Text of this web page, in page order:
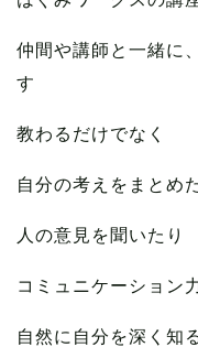
仲間や講師と一緒に
す
教わるだけでなく
自分の考えをまとめ
人の意見を聞いたり
コミュニケーション
自然に自分を深く知